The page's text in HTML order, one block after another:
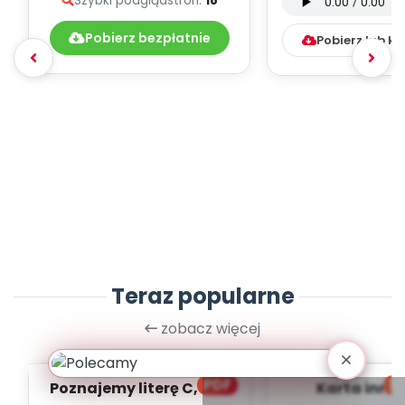
piosenek
Pobierz bezpłatnie
(PD,
Pobierz lub
Teraz popularne
zobacz więcej
PDF
Poznajemy literę C, cz. 1
Karta